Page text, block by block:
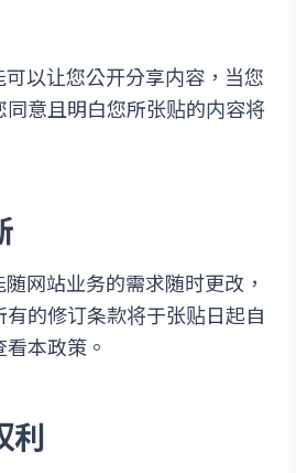
以让您公开分享内容，当您
意且明白您所张贴的内容将
网站业务的需求随时更改，
的修订条款将于张贴日起自
本政策。
利